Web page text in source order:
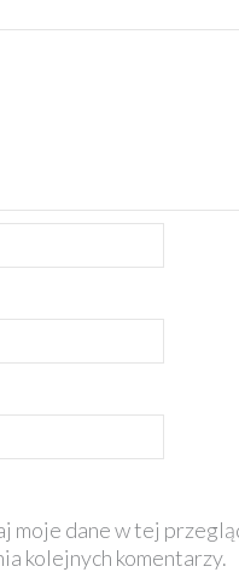
moje dane w tej
kolejnych komentarzy.